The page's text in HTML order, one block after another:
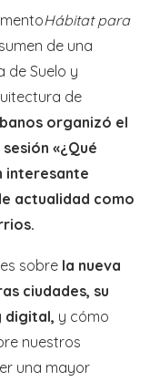
Hábitat para
de una
de Suelo y
de
organizó el
«¿Qué
interesante
actualidad como
sobre la nueva
ciudades, su
digital, y cómo
nuestros
una mayor